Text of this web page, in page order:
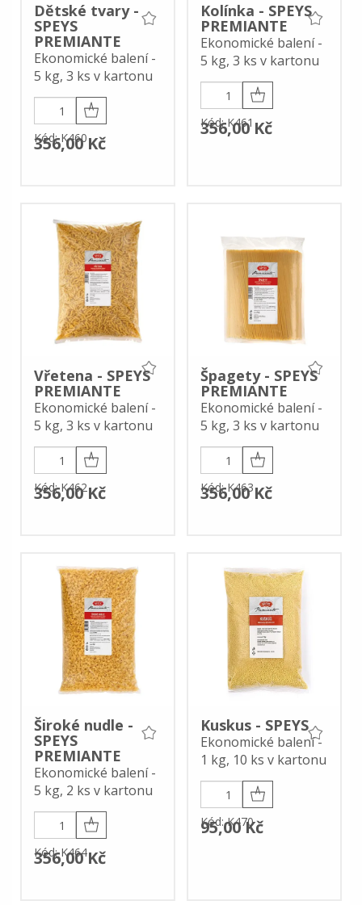
Dětské tvary -
SPEYS
PREMIANTE
Ekonomické balení -
5 kg, 3 ks v kartonu
356,00 Kč
Kód: K460
Kolínka - SPEYS
PREMIANTE
Ekonomické balení -
5 kg, 3 ks v kartonu
356,00 Kč
Kód: K461
Vřetena - SPEYS
PREMIANTE
Ekonomické balení -
5 kg, 3 ks v kartonu
356,00 Kč
Kód: K462
Špagety - SPEYS
PREMIANTE
Ekonomické balení -
5 kg, 3 ks v kartonu
356,00 Kč
Kód: K463
Široké nudle -
SPEYS
PREMIANTE
Ekonomické balení -
5 kg, 2 ks v kartonu
356,00 Kč
Kód: K464
Kuskus - SPEYS
Ekonomické balení -
1 kg, 10 ks v kartonu
95,00 Kč
Kód: K470